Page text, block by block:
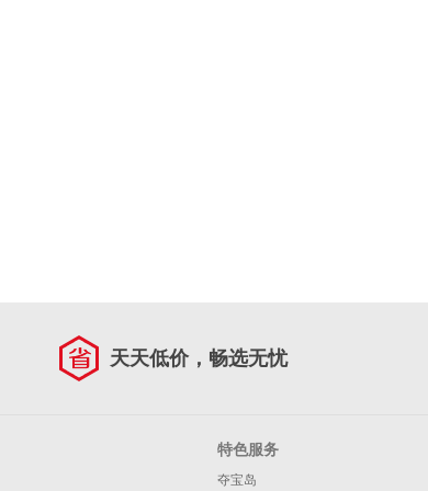
天天低价，畅选无忧
特色服务
夺宝岛